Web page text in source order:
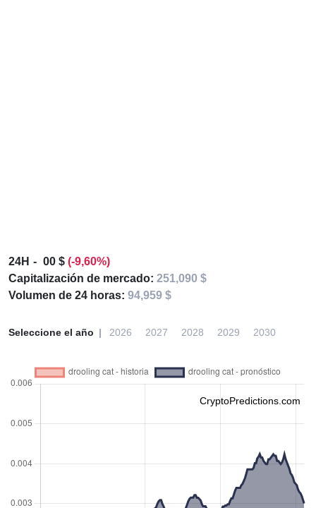
24H 00 $ (-9,60%)
Capitalización de mercado: 251,090 $
Volumen de 24 horas: 94,959 $
Seleccione el año 2026 2027 2028 2029 2030
CryptoPredictions.com